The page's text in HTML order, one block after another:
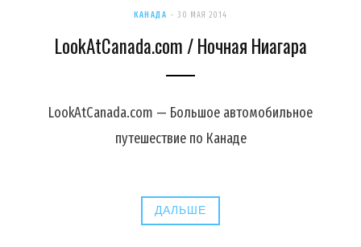
КАНАДА 30 МАЯ 2014
LookAtCanada.com / Ночная Ниагара
LookAtCanada.com — Большое автомобильное
путешествие по Канаде
ДАЛЬШЕ